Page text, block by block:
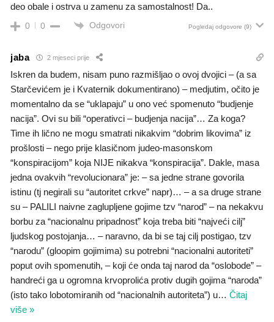
deo obale i ostrva u zamenu za samostalnost! Da..
0 0 Odgovori Pogledaj odgovore (9)
jaba 2 mjeseci prije
Iskren da budem, nisam puno razmišljao o ovoj dvojici – (a sa
Starčevićem je i Kvaternik dokumentirano) – medjutim, očito je
momentalno da se “uklapaju” u ono već spomenuto “budjenje
nacija”. Ovi su bili “operativci – budjenja nacija”… Za koga?
Time ih lično ne mogu smatrati nikakvim “dobrim likovima” iz
prošlosti – nego prije klasičnom judeo-masonskom
“konspiracijom” koja NIJE nikakva “konspiracija”. Dakle, masa
jedna ovakvih “revolucionara” je: – sa jedne strane govorila
istinu (tj negirali su “autoritet crkve” napr)… – a sa druge strane
su – PALILI naivne zaglupljene gojime tzv “narod” – na nekakvu
borbu za “nacionalnu pripadnost” koja treba biti “najveći cilj”
ljudskog postojanja… – naravno, da bi se taj cilj postigao, tzv
“narodu” (gloopim gojimima) su potrebni “nacionalni autoriteti”
poput ovih spomenutih, – koji će onda taj narod da “oslobode” –
handreći ga u ogromna krvoprolića protiv dugih gojima “naroda”
(isto tako lobotomiranih od “nacionalnih autoriteta”) u… Čitaj
više »